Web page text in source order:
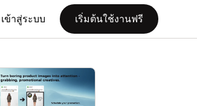
เข้าสู่ระบบ เริ่มต้นใช้งานฟรี